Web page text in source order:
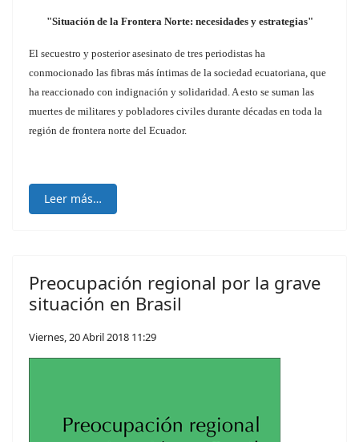
"Situación de la Frontera Norte: necesidades y estrategias"
El secuestro y posterior asesinato de tres periodistas ha
conmocionado las fibras más íntimas de la sociedad ecuatoriana, que
ha reaccionado con indignación y solidaridad. A esto se suman las
muertes de militares y pobladores civiles durante décadas en toda la
región de frontera norte del Ecuador.
Leer más…
Preocupación regional por la grave
situación en Brasil
Viernes, 20 Abril 2018 11:29